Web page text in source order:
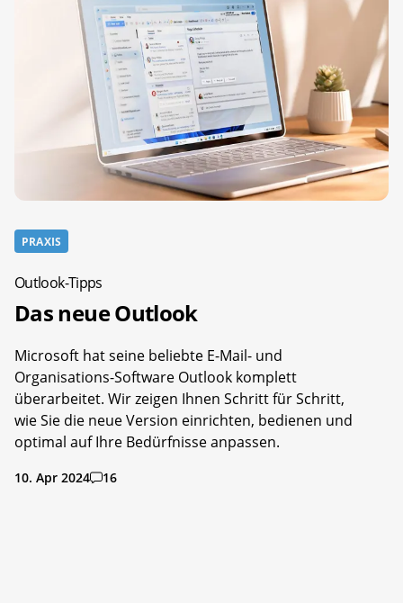
PRAXIS
Outlook-Tipps
Das neue Outlook
Microsoft hat seine beliebte E-Mail- und
Organisations-Software Outlook komplett
überarbeitet. Wir zeigen Ihnen Schritt für Schritt,
wie Sie die neue Version einrichten, bedienen und
optimal auf Ihre Bedürfnisse anpassen.
10. Apr 2024 16